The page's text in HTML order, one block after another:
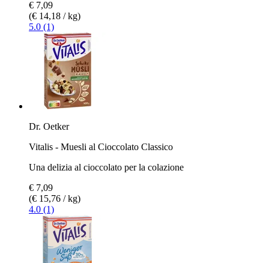
€ 7,09
(€ 14,18 / kg)
5.0 (1)
Dr. Oetker
Vitalis - Muesli al Cioccolato Classico
Una delizia al cioccolato per la colazione
€ 7,09
(€ 15,76 / kg)
4.0 (1)